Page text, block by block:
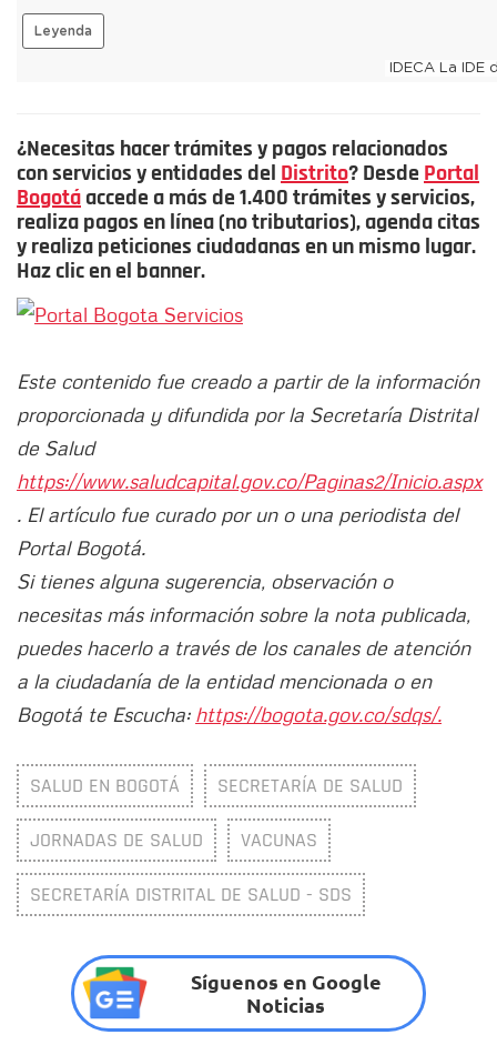
¿Necesitas hacer trámites y pagos relacionados
con servicios y entidades del Distrito? Desde Portal
Bogotáaccede a más de 1.400 trámites y servicios,
realiza pagos en línea (no tributarios), agenda citas
y realiza peticiones ciudadanas en un mismo lugar.
Haz clic en el banner.
Este contenido fue creado a partir de la información
proporcionada y difundida por la Secretaría Distrital
de Salud
https://www.saludcapital.gov.co/Paginas2/Inicio.aspx
. El artículo fue curado por un o una periodista del
Portal Bogotá.
Si tienes alguna sugerencia, observación o
necesitas más información sobre la nota publicada,
puedes hacerlo a través de los canales de atención
a la ciudadanía de la entidad mencionada o en
Bogotá te Escucha: https://bogota.gov.co/sdqs/.
SALUD EN BOGOTÁ SECRETARÍA DE SALUD
JORNADAS DE SALUD VACUNAS
SECRETARÍA DISTRITAL DE SALUD - SDS
Síguenos en Google
Noticias